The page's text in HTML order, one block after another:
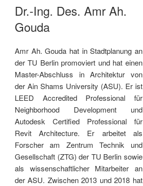
Dr.-Ing. Des. Amr Ah.
Gouda
Amr Ah. Gouda hat in Stadtplanung an
der TU Berlin promoviert und hat einen
Master-Abschluss in Architektur von
der Ain Shams University (ASU). Er ist
LEED Accredited Professional für
Neighborhood Development und
Autodesk Certified Professional für
Revit Architecture. Er arbeitet als
Forscher am Zentrum Technik und
Gesellschaft (ZTG) der TU Berlin sowie
als wissenschaftlicher Mitarbeiter an
der ASU. Zwischen 2013 und 2018 hat